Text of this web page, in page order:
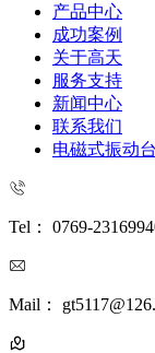
产品中心
成功案例
关于高天
服务支持
新闻中心
联系我们
电磁式振动
Tel： 0769-
Mail：